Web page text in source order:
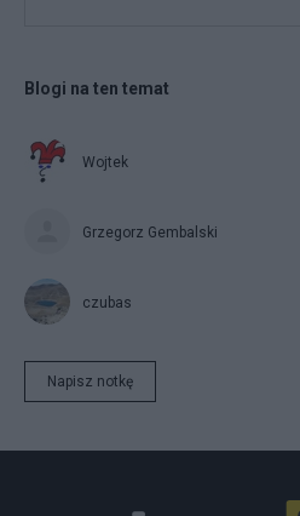
Blogi na ten temat
Wojtek
Grzegorz Gembalski
czubas
Napisz notkę